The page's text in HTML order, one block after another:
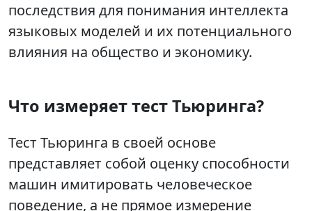
последствия для понимания интеллекта
языковых моделей и их потенциального
влияния на общество и экономику.
Что измеряет тест Тьюринга?
Тест Тьюринга в своей основе
представляет собой оценку способности
машин имитировать человеческое
поведение, а не прямое измерение